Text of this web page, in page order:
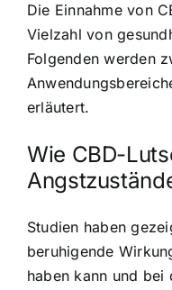
Die Einnahme von
Vielzahl von
Folgenden werden
erläutert.
Wie CBD-
Studien haben
beruhigende
haben kann und bei